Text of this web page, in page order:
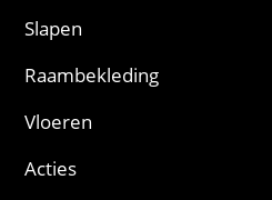
Slapen
Raambekleding
Vloeren
Acties